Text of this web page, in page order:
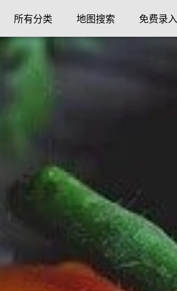
所有分类 地图搜索 免费录入